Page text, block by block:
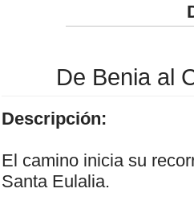
De Benia al
Descripción:
El camino inicia su
Santa Eulalia.